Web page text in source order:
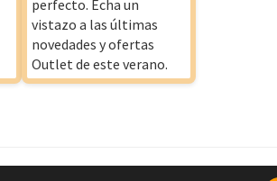
perfecto. Echa un
vistazo a las últimas
novedades y ofertas
Outlet de este verano.